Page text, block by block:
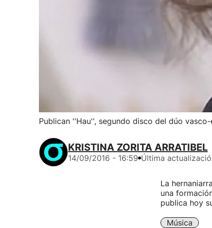
Publican ''Hau'', segundo disco del dúo
KRISTINA ZORITA ARRATIBEL
14/09/2016 - 16:59 Última
La
una
publica hoy
Música